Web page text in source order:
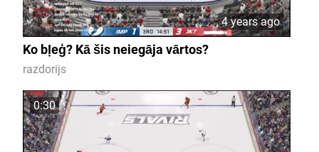
4 years ago
Ko bļeģ? Kā šis neiegāja vārtos?
razdorijs
0:30